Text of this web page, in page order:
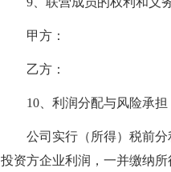
甲方：
乙方：
10、利润分配与风险承担
公司实行（所得）税前
投资方企业利润，一并缴纳所